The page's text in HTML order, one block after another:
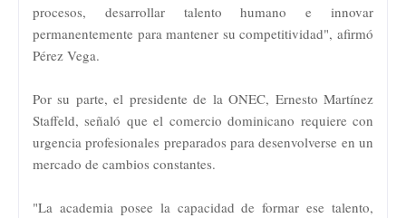
procesos, desarrollar talento humano e innovar
permanentemente para mantener su competitividad", afirmó
Pérez Vega.
Por su parte, el presidente de la ONEC, Ernesto Martínez
Staffeld, señaló que el comercio dominicano requiere con
urgencia profesionales preparados para desenvolverse en un
mercado de cambios constantes.
"La academia posee la capacidad de formar ese talento,